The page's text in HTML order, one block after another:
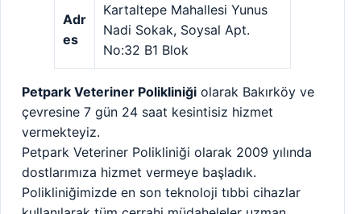
Adr
es
Kartaltepe Mahallesi Yunus
Nadi Sokak, Soysal Apt.
No:32 B1 Blok
Petpark Veteriner Polikliniği olarak Bakırköy ve
çevresine 7 gün 24 saat kesintisiz hizmet
vermekteyiz.
Petpark Veteriner Polikliniği olarak 2009 yılında
dostlarımıza hizmet vermeye başladık.
Polikliniğimizde en son teknoloji tıbbi cihazlar